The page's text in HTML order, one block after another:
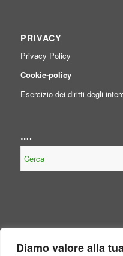
Diamo valore alla
PRIVACY
Privacy Policy
Cookie-policy
Esercizio dei diritti degli
….
NOTE LEGALI
Contenuto non presente